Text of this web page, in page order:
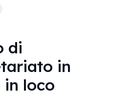
di
in
in loco